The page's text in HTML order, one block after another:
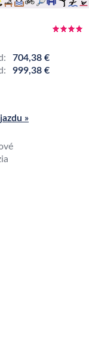
704,38 €
999,38 €
»